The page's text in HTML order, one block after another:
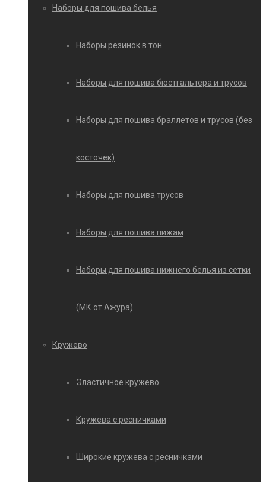
Наборы для пошива белья
Наборы резинок в тон
Наборы для пошива бюстгальтера и трусов
Наборы для пошива браллетов и трусов (без
косточек)
Наборы для пошива трусов
Наборы для пошива пижам
Наборы для пошива нижнего белья из сетки
(МК от Ажура)
Кружево
Эластичное кружево
Кружева с ресничками
Широкие кружева с ресничками